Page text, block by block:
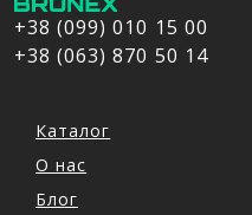
+38 (099) 010 15 00
+38 (063) 870 50 14
Каталог
О нас
Блог